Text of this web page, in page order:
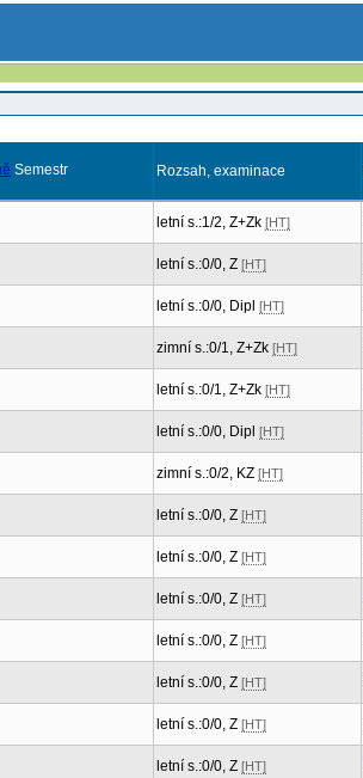
Semestr Rozsah, examinace
letní s.:1/2, Z+Zk [HT]
letní s.:0/0, Z [HT]
letní s.:0/0, Dipl [HT]
zimní s.:0/1, Z+Zk [HT]
letní s.:0/1, Z+Zk [HT]
letní s.:0/0, Dipl [HT]
zimní s.:0/2, KZ [HT]
letní s.:0/0, Z [HT]
letní s.:0/0, Z [HT]
letní s.:0/0, Z [HT]
letní s.:0/0, Z [HT]
letní s.:0/0, Z [HT]
letní s.:0/0, Z [HT]
letní s.:0/0, Z [HT]